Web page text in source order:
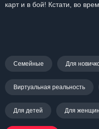
карт и в бой! Кстати, во
Семейные Для
Виртуальная реальность
Для детей Для женщин